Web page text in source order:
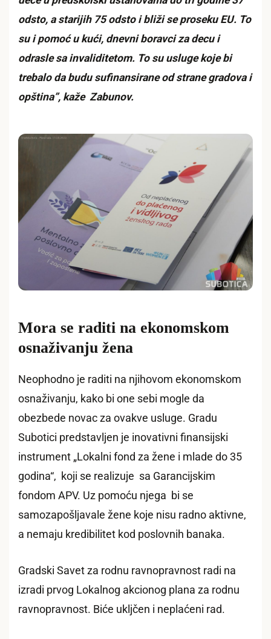
odsto, a starijih 75 odsto i bliži se proseku EU. To
su i pomoć u kući, dnevni boravci za decu i
odrasle sa invaliditetom. To su usluge koje bi
trebalo da budu sufinansirane od strane gradova i
opština”, kaže Zabunov.
Mora se raditi na ekonomskom
osnaživanju žena
Neophodno je raditi na njihovom ekonomskom
osnaživanju, kako bi one sebi mogle da
obezbede novac za ovakve usluge. Gradu
Subotici predstavljen je inovativni finansijski
instrument „Lokalni fond za žene i mlade do 35
godina“, koji se realizuje sa Garancijskim
fondom APV. Uz pomoću njega bi se
samozapošljavale žene koje nisu radno aktivne,
a nemaju kredibilitet kod poslovnih banaka.
Gradski Savet za rodnu ravnopravnost radi na
izradi prvog Lokalnog akcionog plana za rodnu
ravnopravnost. Biće ukljčen i neplaćeni rad.